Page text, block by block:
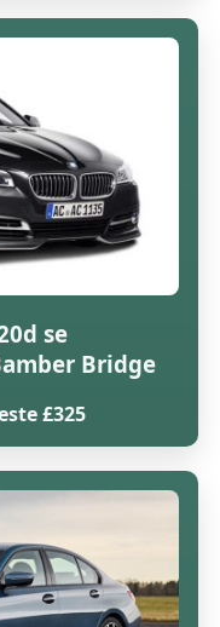
se
Bridge
£325